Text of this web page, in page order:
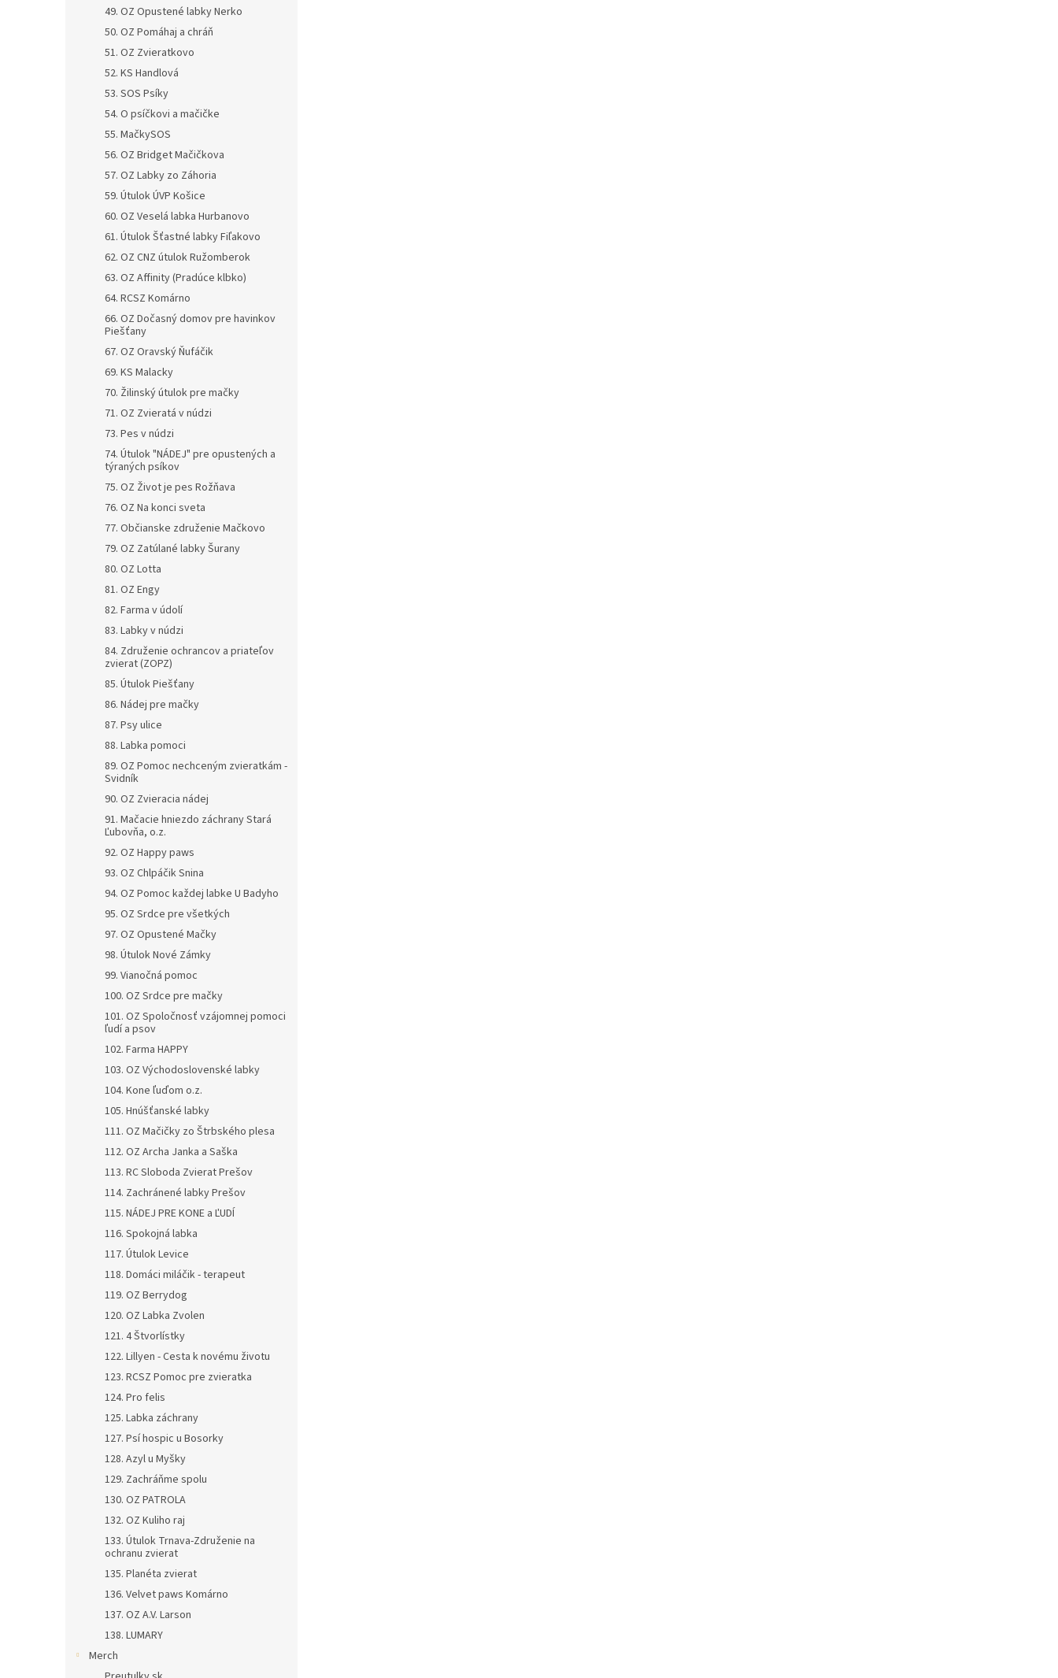
49. OZ Opustené labky Nerko
50. OZ Pomáhaj a chráň
51. OZ Zvieratkovo
52. KS Handlová
53. SOS Psíky
54. O psíčkovi a mačičke
55. MačkySOS
56. OZ Bridget Mačičkova
57. OZ Labky zo Záhoria
59. Útulok ÚVP Košice
60. OZ Veselá labka Hurbanovo
61. Útulok Šťastné labky Fiľakovo
62. OZ CNZ útulok Ružomberok
63. OZ Affinity (Pradúce klbko)
64. RCSZ Komárno
66. OZ Dočasný domov pre havinkov
Piešťany
67. OZ Oravský Ňufáčik
69. KS Malacky
70. Žilinský útulok pre mačky
71. OZ Zvieratá v núdzi
73. Pes v núdzi
74. Útulok "NÁDEJ" pre opustených a
týraných psíkov
75. OZ Život je pes Rožňava
76. OZ Na konci sveta
77. Občianske združenie Mačkovo
79. OZ Zatúlané labky Šurany
80. OZ Lotta
81. OZ Engy
82. Farma v údolí
83. Labky v núdzi
84. Združenie ochrancov a priateľov
zvierat (ZOPZ)
85. Útulok Piešťany
86. Nádej pre mačky
87. Psy ulice
88. Labka pomoci
89. OZ Pomoc nechceným zvieratkám -
Svidník
90. OZ Zvieracia nádej
91. Mačacie hniezdo záchrany Stará
Ľubovňa, o.z.
92. OZ Happy paws
93. OZ Chlpáčik Snina
94. OZ Pomoc každej labke U Badyho
95. OZ Srdce pre všetkých
97. OZ Opustené Mačky
98. Útulok Nové Zámky
99. Vianočná pomoc
100. OZ Srdce pre mačky
101. OZ Spoločnosť vzájomnej pomoci
ľudí a psov
102. Farma HAPPY
103. OZ Východoslovenské labky
104. Kone ľuďom o.z.
105. Hnúšťanské labky
111. OZ Mačičky zo Štrbského plesa
112. OZ Archa Janka a Saška
113. RC Sloboda Zvierat Prešov
114. Zachránené labky Prešov
115. NÁDEJ PRE KONE a ĽUDÍ
116. Spokojná labka
117. Útulok Levice
118. Domáci miláčik - terapeut
119. OZ Berrydog
120. OZ Labka Zvolen
121. 4 Štvorlístky
122. Lillyen - Cesta k novému životu
123. RCSZ Pomoc pre zvieratka
124. Pro felis
125. Labka záchrany
127. Psí hospic u Bosorky
128. Azyl u Myšky
129. Zachráňme spolu
130. OZ PATROLA
132. OZ Kuliho raj
133. Útulok Trnava-Združenie na
ochranu zvierat
135. Planéta zvierat
136. Velvet paws Komárno
137. OZ A.V. Larson
138. LUMARY
Merch